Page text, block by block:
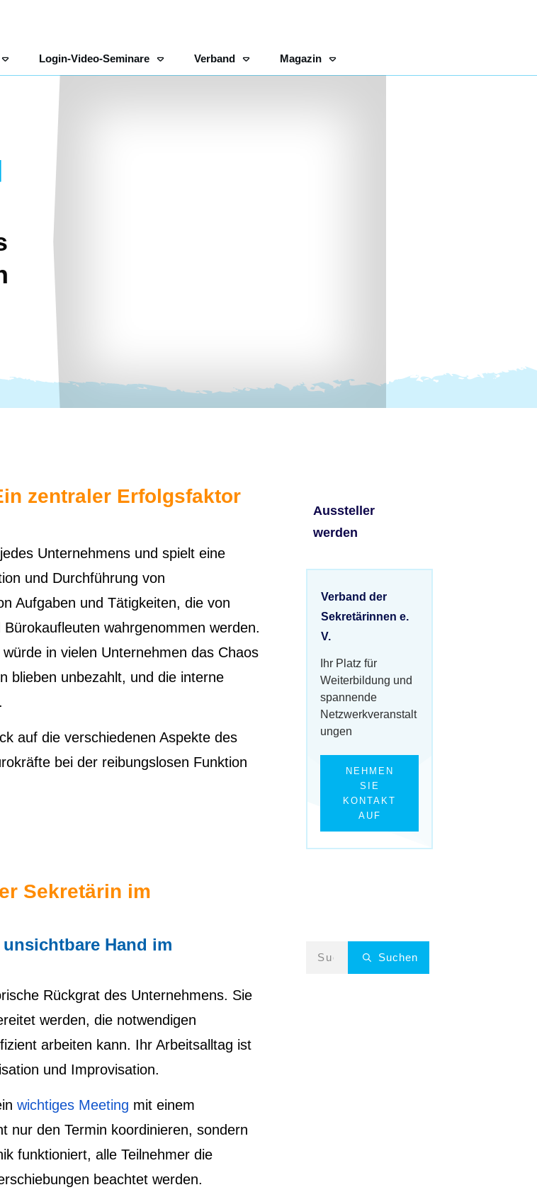
Login-Video-Seminare Verband Magazin
zentraler Erfolgsfaktor
Unternehmens und spielt eine
und Durchführung von
Aufgaben und Tätigkeiten, die von
wahrgenommen werden.
in vielen Unternehmen das Chaos
blieben unbezahlt, und die interne
auf die verschiedenen Aspekte des
bei der reibungslosen Funktion
Sekretärin im
Hand im
Rückgrat des Unternehmens. Sie
werden, die notwendigen
arbeiten kann. Ihr Arbeitsalltag ist
und Improvisation.
wichtiges Meeting mit einem
nur den Termin koordinieren, sondern
funktioniert, alle Teilnehmer die
beachtet werden.
Aussteller
werden
Verband der
Sekretärinnen e.
V.
Ihr Platz für
Weiterbildung und
spannende
Netzwerkveranstalt
ungen
NEHMEN
SIE
KONTAKT
AUF
Suchen